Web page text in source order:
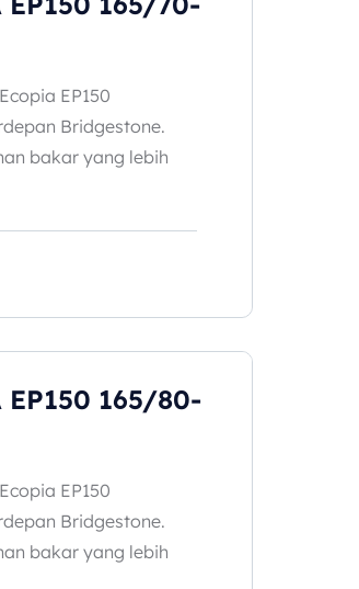
EP150
Bridgestone.
bakar yang lebih
EP150 165/80-
EP150
Bridgestone.
bakar yang lebih